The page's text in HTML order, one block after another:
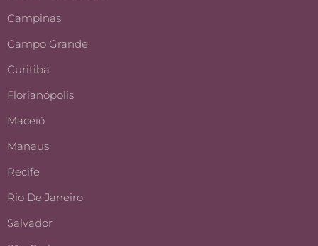
Campinas
Campo Grande
Curitiba
Florianópolis
Maceió
Manaus
Recife
Rio De Janeiro
Salvador